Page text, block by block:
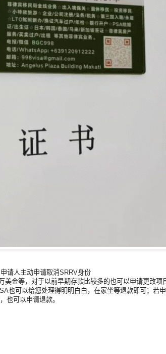
请人主动申请取消SRRV身份
金等，对于以前早期存款比较多的也可以申请更改
也可以给您处理得明明白白，在家坐等退款即可；若
也可以申请退款。